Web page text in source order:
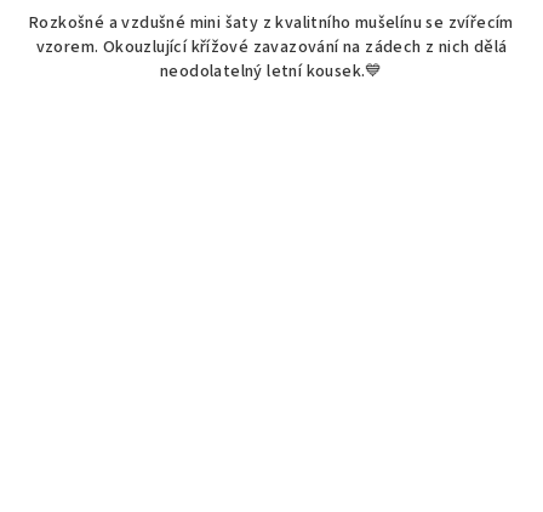
Rozkošné a vzdušné mini šaty z kvalitního mušelínu se zvířecím
vzorem. Okouzlující křížové zavazování na zádech z nich dělá
neodolatelný letní kousek.💙